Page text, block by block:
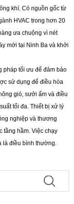
khí. Có nguồn gốc từ
HVAC trong hơn 20
ưa chuộng vì nét
mới tại Ninh Ba và khởi
pháp tối ưu để đảm bảo
sử dụng để điều hòa
gió, sưởi ấm và điều
tối đa. Thiết bị xử lý
nghiệp và thương
tầng hầm. Việc chạy
là điều bình thường.